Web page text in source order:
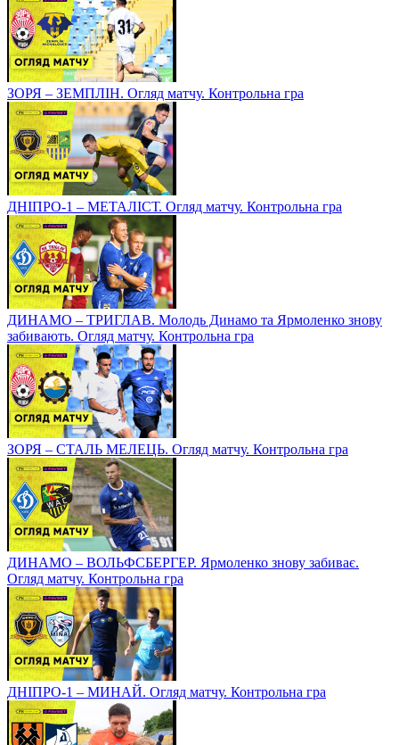
ЗОРЯ – ЗЕМПЛІН. Огляд матчу. Контрольна гра
ДНІПРО-1 – МЕТАЛІСТ. Огляд матчу. Контрольна гра
ДИНАМО – ТРИГЛАВ. Молодь Динамо та Ярмоленко знову
забивають. Огляд матчу. Контрольна гра
ЗОРЯ – СТАЛЬ МЕЛЕЦЬ. Огляд матчу. Контрольна гра
ДИНАМО – ВОЛЬФСБЕРГЕР. Ярмоленко знову забиває.
Огляд матчу. Контрольна гра
ДНІПРО-1 – МИНАЙ. Огляд матчу. Контрольна гра